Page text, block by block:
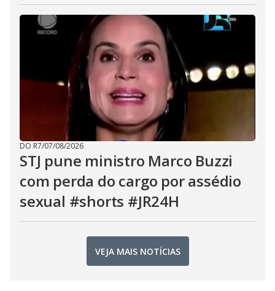
DO R7/07/08/2026
STJ pune ministro Marco Buzzi
com perda do cargo por assédio
sexual #shorts #JR24H
VEJA MAIS NOTÍCIAS